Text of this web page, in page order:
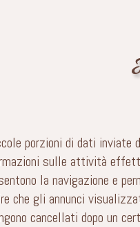
porzioni di dati inviate
sulle attività
la navigazione e
che gli annunci
cancellati dopo un